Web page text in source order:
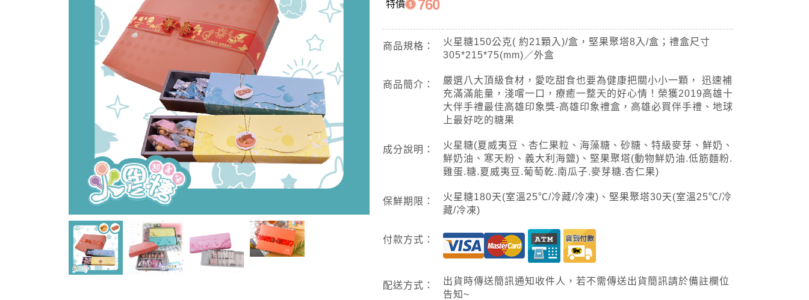
特價 760
商品規格：
火星糖150公克( 約21顆入)/盒，堅果聚塔8入/盒；禮盒尺寸
305*215*75(mm)／外盒
商品簡介：
嚴選八大頂級食材，愛吃甜食也要為健康把關小小一顆， 迅速補
充滿滿能量，淺嚐一口，療癒一整天的好心情！榮獲2019高雄十
大伴手禮最佳高雄印象獎-高雄印象禮盒，高雄必買伴手禮、地球
上最好吃的糖果
成分說明：
火星糖(夏威夷豆、杏仁果粒、海藻糖、砂糖、特級麥芽、鮮奶、
鮮奶油、寒天粉、義大利海鹽)、堅果聚塔(動物鮮奶油.低筋麵粉.
雞蛋.糖.夏威夷豆.葡萄乾.南瓜子.麥芽糖.杏仁果)
保鮮期限：
火星糖180天(室溫25℃/冷藏/冷凍)、堅果聚塔30天(室溫25℃/冷
藏/冷凍)
付款方式：
配送方式：
出貨時傳送簡訊通知收件人，若不需傳送出貨簡訊請於備註欄位
告知~